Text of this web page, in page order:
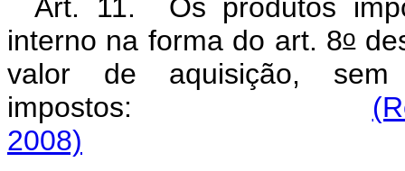
Art. 11. Os produtos
interno na forma do art. 8o
valor de aquisição,
impostos:
2008)